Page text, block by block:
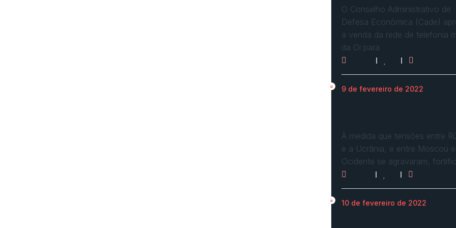
O Conselho Administrativo de
Defesa Econômica (Cade)
a venda da rede de telefonia
da Oi para
9 de fevereiro de 2022
À medida que tensões entre
e a Ucrânia, e entre Moscou
Ocidente se agravaram,
10 de fevereiro de 2022